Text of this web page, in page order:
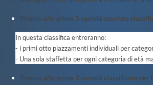
C. F. Verona
"Alberto
Castagnetti"
C. F. Viterbo
Area Legislativa
Protezione Civile
Premio alle prime 3 società assolute
In questa classifica entreranno:
- i primi otto piazzamenti individuali per
- Una sola staffetta per ogni categoria di età
Premio alle prime 3 società classificate per